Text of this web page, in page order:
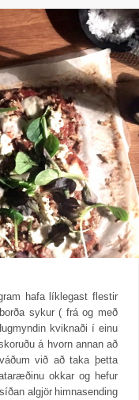
hafa líklegast flestir
sykur ( frá og með
kviknaði í einu
á hvorn annan að
við að taka þetta
okkar og hefur
algjör himnasending